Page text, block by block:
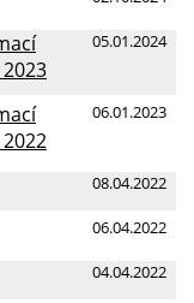
05.01.2024
06.01.2023
08.04.2022
06.04.2022
04.04.2022